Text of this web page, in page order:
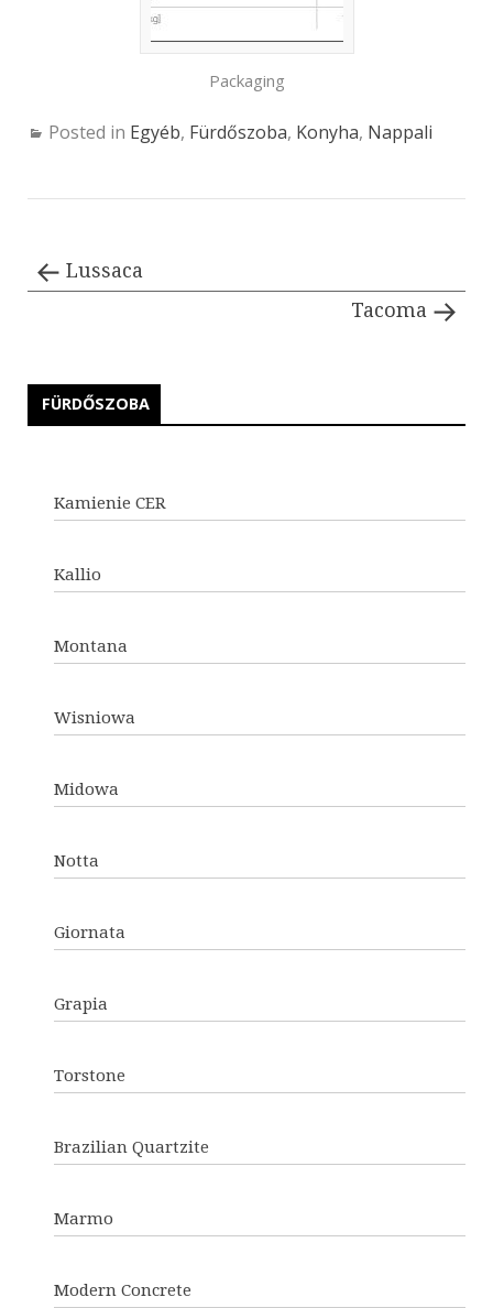
Packaging
Posted in Egyéb, Fürdőszoba, Konyha, Nappali
Lussaca
Tacoma
FÜRDŐSZOBA
Kamienie CER
Kallio
Montana
Wisniowa
Midowa
Notta
Giornata
Grapia
Torstone
Brazilian Quartzite
Marmo
Modern Concrete